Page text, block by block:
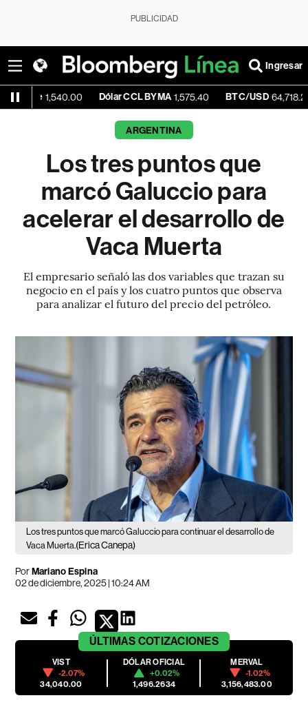
PUBLICIDAD
Ingresar
Dólar CCL BYMA 1,575.40 BTC/USD 64,718.29
ARGENTINA
Los tres puntos que
marcó Galuccio para
acelerar el desarrollo de
Vaca Muerta
El empresario señaló las dos variables que trazan su
negocio en el país y los cuatro puntos que observa
para analizar el futuro del precio del petróleo.
Los tres puntos que marcó Galuccio para continuar el desarrollo de
Vaca Muerta.(Erica Canepa)
PorMariano Espina
02 de diciembre, 2025 | 10:24 AM
ÚLTIMAS COTIZACIONES
VIST
-2.07%
34,040.00
DÓLAR OFICIAL
+0.02%
1,496.2634
MERVAL
-1.02%
3,156,483.00